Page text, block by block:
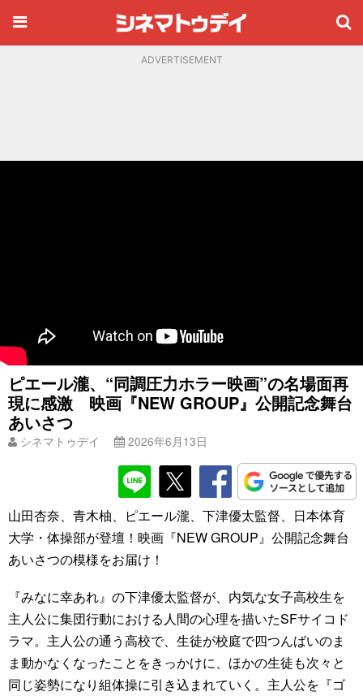
ADVERTISEMENT
ピエール瀧、“同調圧力ホラー映画”の名場面再
現に感激 映画『NEW GROUP』公開記念舞台
あいさつ
シネマトゥデイ 2026年6月13日
山田杏奈、青木柚、ピエール瀧、下津優太監督、日本体育
大学・体操部が登壇！映画『NEW GROUP』公開記念舞台
あいさつの模様をお届け！
『みなに幸あれ』の下津優太監督が、内気な女子高校生を
主人公に集団行動における人間の心理を描いたSFサイコド
ラマ。主人公の通う高校で、生徒が校庭で四つんばいのま
ま動かなくなったことをきっかけに、ほかの生徒も次々と
同じ姿勢になり組体操に引き込まれていく。主人公を『ゴ